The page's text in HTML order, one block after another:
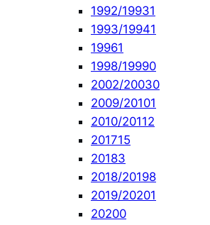
1992/19931
1993/19941
19961
1998/19990
2002/20030
2009/20101
2010/20112
201715
20183
2018/20198
2019/20201
20200